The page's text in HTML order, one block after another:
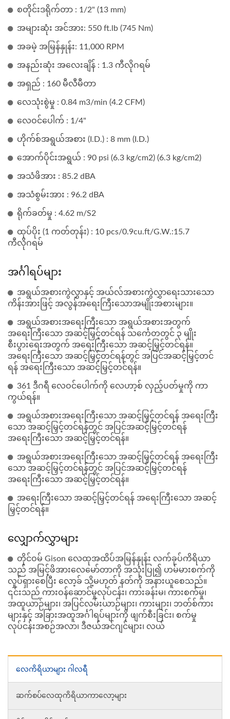
စတိုင်းဒရိုက်တာ : 1/2" (13 mm)
အများဆုံး အင်အား: 550 ft.lb (745 Nm)
အခမဲ့ အမြန်နှုန်း: 11,000 RPM
အနည်းဆုံး အလေးချိန် : 1.3 ကီလိုဂရမ်
အရှည် : 160 မီလီမီတာ
လေသုံးစွဲမှု : 0.84 m3/min (4.2 CFM)
လေဝင်ပေါက် : 1/4"
ဟိုက်စ်အရွယ်အစား (I.D.) : 8 mm (I.D.)
အောက်ပိုင်းအရွယ် : 90 psi (6.3 kg/cm2) (6.3 kg/cm2)
အသံဖိအား : 85.2 dBA
အသံစွမ်းအား : 96.2 dBA
ရိုက်ခတ်မှု : 4.62 m/S2
ထုပ်ပိုး (1 ကတ်တုန်း) : 10 pcs/0.9cu.ft/G.W.:15.7
ကီလိုဂရမ်
အင်္ဂါရပ်များ
အရွယ်အစားကွဲလွှာနှင့် အယ်လ်အစားကွဲလွှာရေးသားသော
ကိန်းအားဖြင့် အလွန်အရေးကြီးသောအမျိုးအစားများ။
အရွယ်အစားအရေးကြီးသော အရွယ်အစားအတွက်
အရေးကြီးသော အဆင့်မြှင့်တင်ရန် သင်္ကေတတွင် ၃ မျိုး
စီးပွားရေးအတွက် အရေးကြီးသော အဆင့်မြှင့်တင်ရန်။
အရေးကြီးသော အဆင့်မြှင့်တင်ရန်တွင် အပြင်အဆင့်မြှင့်တင်
ရန် အရေးကြီးသော အဆင့်မြှင့်တင်ရန်။
361 ဒီဂရီ လေဝင်ပေါက်ကို လေဟာ့စ် လှည့်ပတ်မှုကို ကာ
ကွယ်ရန်။
အရွယ်အစားအရေးကြီးသော အဆင့်မြှင့်တင်ရန် အရေးကြီး
သော အဆင့်မြှင့်တင်ရန်တွင် အပြင်အဆင့်မြှင့်တင်ရန်
အရေးကြီးသော အဆင့်မြှင့်တင်ရန်။
အရွယ်အစားအရေးကြီးသော အဆင့်မြှင့်တင်ရန် အရေးကြီး
သော အဆင့်မြှင့်တင်ရန်တွင် အပြင်အဆင့်မြှင့်တင်ရန်
အရေးကြီးသော အဆင့်မြှင့်တင်ရန်။
အရေးကြီးသော အဆင့်မြှင့်တင်ရန် အရေးကြီးသော အဆင့်
မြှင့်တင်ရန်။
လျှောက်လွှာများ
တိုင်ဝမ် Gison လေထုအထိပ်အမြန်နှုန်း လက်ခုပ်ကိရိယာ
သည် အမြင့်ဖိအားလေမော်တာကို အသုံးပြု၍ ဟမ်မားစက်ကို
လှုပ်ရှားစေပြီး လော့ခ် သို့မဟုတ် နတ်ကို အနားယူစေသည်။
၎င်းသည် ကားဝန်ဆောင်မှုလုပ်ငန်း၊ ကားခန်းမ၊ ကားစက်မှု၊
အထူယာဉ်များ၊ အပြင်လမ်းယာဉ်များ၊ ကားများ၊ ဘတ်စ်ကား
များနှင့် အခြားအထူအင်္ဂါရပ်များကို ဖျက်စီးခြင်း၊ စက်မှု
လုပ်ငန်းအစဉ်အလာ၊ ဒီဇယ်အင်ဂျင်များ၊ လယ်
လေကိရိယာများ ဂါလရီ
ဆက်စပ်လေထုကိရိယာကာလော့များ